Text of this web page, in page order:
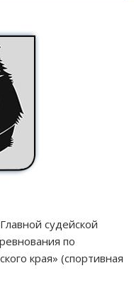
судейской
по
края» (спортивная